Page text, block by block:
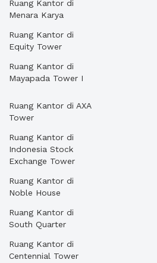
Ruang Kantor di
Menara Karya
Ruang Kantor di
Equity Tower
Ruang Kantor di
Mayapada Tower I
Ruang Kantor di AXA
Tower
Ruang Kantor di
Indonesia Stock
Exchange Tower
Ruang Kantor di
Noble House
Ruang Kantor di
South Quarter
Ruang Kantor di
Centennial Tower